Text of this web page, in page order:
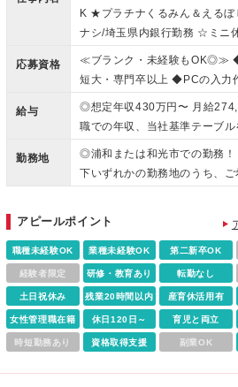
K ★プラチナくるみん＆える
ナシ/埼玉県内銀行勤務 ☆ミニ
度充実 ★退職金あり
応募資格
≪ブランク・未経験もOK◎≫
短大・専門卒以上 ◆PCの入力
応対が出来る方 ＼こんな方も
金庫や証券会社、保険会社等
給与
◎想定年収430万円〜 月給
職での年収、当社基準テーブ
期間6ヶ月（試用期間中の給与
業代は別途全額支給 ※今回ご
定したスマート社員としてご
勤務地
◎浦和または和光市での勤務
下いずれかの勤務地のうち、
わない範囲内で、会社の定め
む
アピールポイント
職種未経験OK 業種未経験OK 第二新卒OK
経験者限定 研修・教育あり 転勤なし
土日祝休み 残業20時間以内 産育休活用有
女性管理職在籍 休日120日～ 育児と両立
時短勤務あり 資格取得支援 副業OK